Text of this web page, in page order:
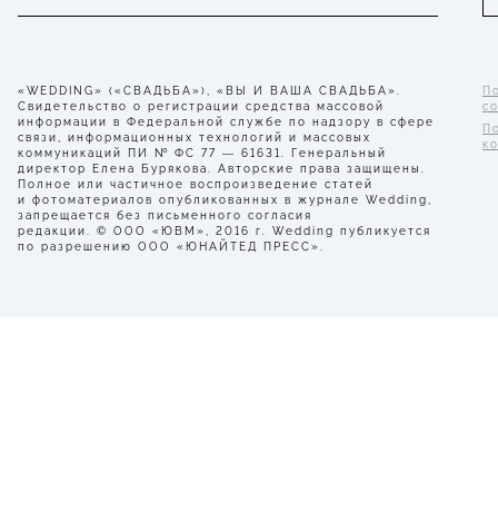
«WEDDING» («СВАДЬБА»), «ВЫ И ВАША СВАДЬБА».
Свидетельство о регистрации средства массовой
информации в Федеральной службе по надзору в сфере
связи, информационных технологий и массовых
коммуникаций ПИ № ФС 77 — 61631. Генеральный
директор Елена Бурякова. Авторские права защищены.
Полное или частичное воспроизведение статей
и фотоматериалов опубликованных в журнале Wedding,
запрещается без письменного согласия
редакции. © ООО «ЮВМ», 2016 г. Wedding публикуется
по разрешению ООО «ЮНАЙТЕД ПРЕСС».